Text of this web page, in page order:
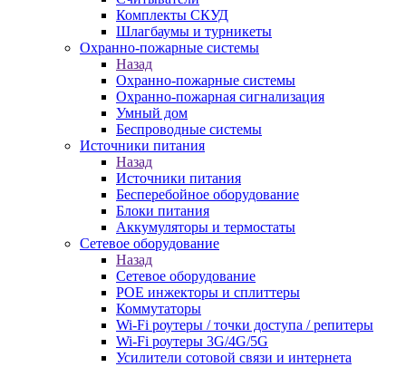
Комплекты СКУД
Шлагбаумы и турникеты
Охранно-пожарные системы
Назад
Охранно-пожарные системы
Охранно-пожарная сигнализация
Умный дом
Беспроводные системы
Источники питания
Назад
Источники питания
Бесперебойное оборудование
Блоки питания
Аккумуляторы и термостаты
Сетевое оборудование
Назад
Сетевое оборудование
POE инжекторы и сплиттеры
Коммутаторы
Wi-Fi роутеры / точки доступа / репитеры
Wi-Fi роутеры 3G/4G/5G
Усилители сотовой связи и интернета